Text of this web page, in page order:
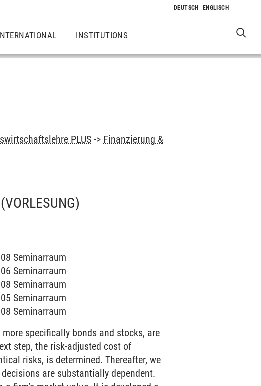
INSTITUTIONS
PLUS -> Finanzierung &
(VORLESUNG)
Seminarraum
Seminarraum
Seminarraum
Seminarraum
Seminarraum
specifically bonds and stocks, are
step, the risk-adjusted cost of
risks, is determined. Thereafter, we
are substantially dependent.